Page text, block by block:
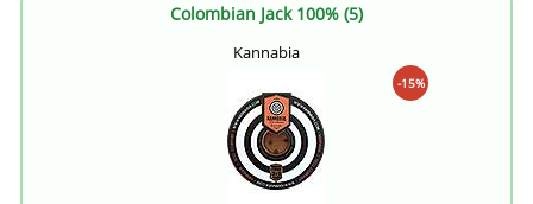
Colombian Jack 100% (5)
Kannabia
-15%